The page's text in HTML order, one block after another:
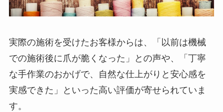
実際の施術を受けたお客様からは、「以前は機械
での施術後に爪が脆くなった」との声や、「丁寧
な手作業のおかげで、自然な仕上がりと安心感を
実感できた」といった高い評価が寄せられていま
す。